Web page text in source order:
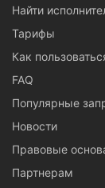
Найти
Тарифы
Как
FAQ
Популярные
Новости
Правовые
Партнерам